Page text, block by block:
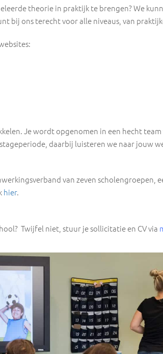
theorie in praktijk te brengen? We
bij ons terecht voor alle niveaus, van
Je wordt opgenomen in een hecht
daarbij luisteren we naar jouw
van zeven
hier.
Twijfel niet, stuur je sollicitatie en CV via